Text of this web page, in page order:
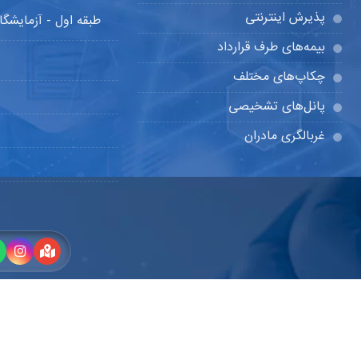
پذیرش اینترنتی
بیمه‌های طرف قرارداد
چکاپ‌های مختلف
پانل‌های تشخیصی
غربالگری مادران
طبقه اول -